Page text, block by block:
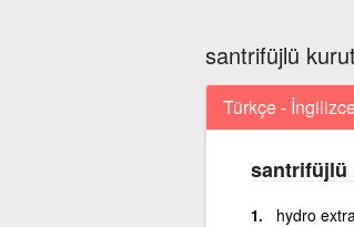
santrifüjlü
Türkçe -
santrifüjlü
hydro